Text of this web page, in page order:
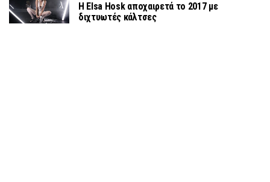
Η Elsa Hosk αποχαιρετά το 2017 με
διχτυωτές κάλτσες